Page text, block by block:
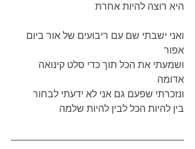
היא רוצה להיות אחרת
ואני ישבתי שם עם ריבועים של אור ביום
אפור
ושמעתי את הכל תוך כדי סלט קינואה
אדומה
ונזכרתי שפעם גם אני לא ידעתי לבחור
בין להיות הכל לבין להיות שלמה